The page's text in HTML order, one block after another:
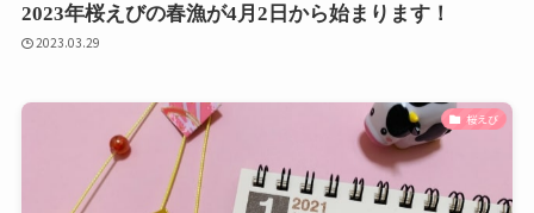
2023年桜えびの春漁が4月2日から始まります！
2023.03.29
桜えび